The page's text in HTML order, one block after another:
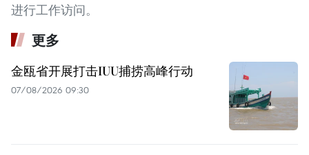
进行工作访问。
更多
金瓯省开展打击IUU捕捞高峰行动
07/08/2026 09:30